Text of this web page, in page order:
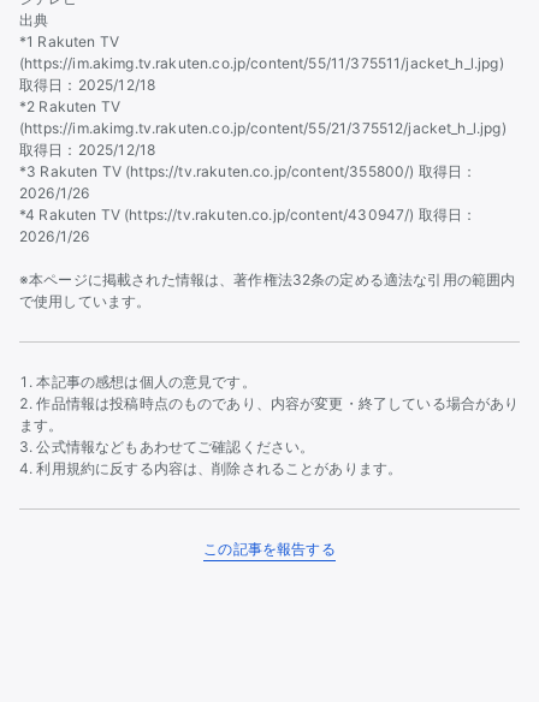
出典
*1 Rakuten TV
(https://im.akimg.tv.rakuten.co.jp/content/55/11/375511/jacket_h_l.jpg)
取得日：2025/12/18
*2 Rakuten TV
(https://im.akimg.tv.rakuten.co.jp/content/55/21/375512/jacket_h_l.jpg)
取得日：2025/12/18
*3 Rakuten TV (https://tv.rakuten.co.jp/content/355800/) 取得日：
2026/1/26
*4 Rakuten TV (https://tv.rakuten.co.jp/content/430947/) 取得日：
2026/1/26
※本ページに掲載された情報は、著作権法32条の定める適法な引用の範囲内
で使用しています。
本記事の感想は個人の意見です。
作品情報は投稿時点のものであり、内容が変更・終了している場合があり
ます。
公式情報などもあわせてご確認ください。
利用規約に反する内容は、削除されることがあります。
この記事を報告する